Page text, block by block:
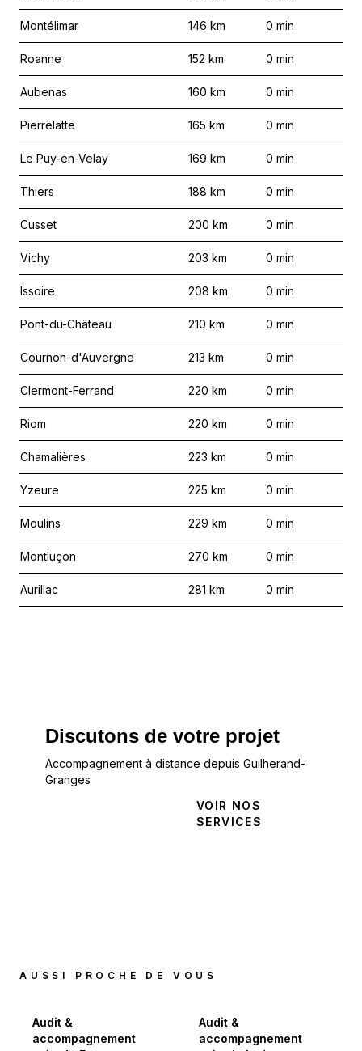
Montélimar 146 km 0 min
Roanne 152 km 0 min
Aubenas 160 km 0 min
Pierrelatte 165 km 0 min
Le Puy-en-Velay 169 km 0 min
Thiers 188 km 0 min
Cusset 200 km 0 min
Vichy 203 km 0 min
Issoire 208 km 0 min
Pont-du-Château 210 km 0 min
Cournon-d'Auvergne 213 km 0 min
Clermont-Ferrand 220 km 0 min
Riom 220 km 0 min
Chamalières 223 km 0 min
Yzeure 225 km 0 min
Moulins 229 km 0 min
Montluçon 270 km 0 min
Aurillac 281 km 0 min
Discutons de votre projet
Accompagnement à distance depuis Guilherand-
Granges
VOIR NOS
SERVICES
AUSSI PROCHE DE VOUS
Audit &
accompagnement
Audit &
accompagnement